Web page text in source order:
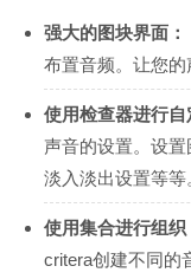
强大的图块界面：
布置音频。让您的
使用检查器进行自
声音的设置。设
淡入淡出设置等等
使用集合进行组织
critera创建不同的